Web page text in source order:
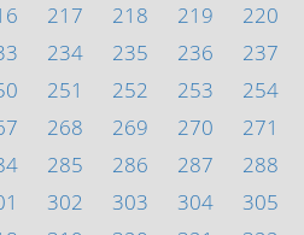
217 218 219 220
234 235 236 237
251 252 253 254
268 269 270 271
285 286 287 288
302 303 304 305